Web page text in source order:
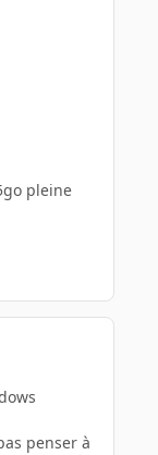
pleine
penser à